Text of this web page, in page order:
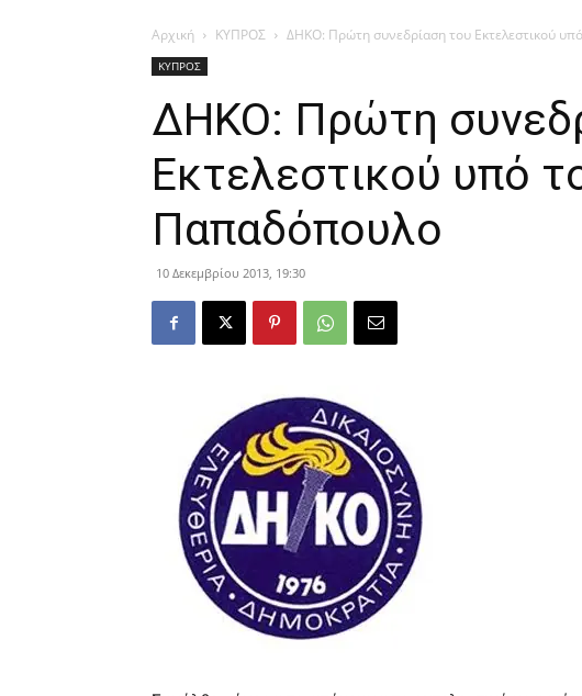
Αρχική ΚΥΠΡΟΣ ΔΗΚΟ: Πρώτη συνεδρίαση του Εκτελεστικού
ΚΥΠΡΟΣ
ΔΗΚΟ: Πρώτη
Εκτελεστικού υπό
Παπαδόπουλο
10 Δεκεμβρίου 2013, 19:30